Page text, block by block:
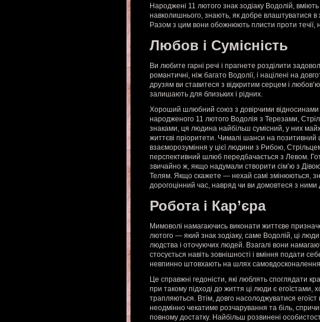
Народжені 11 лютого знак зодіаку Водолій,
навколишнього, знають, як добре влаштуватися в
Разом з цим вони обожнюють плисти проти течії,
Любов і Сумісність
Ви любите гарні речі і прагнете розділити
романтичні, ніж багато Водолії, і націлені на
друзям ви ставитеся з відкритим серцем і
залишають для близьких і рідних.
Хороший шлюбний союз з довірчими
народженого 11 лютого Водолія з Терезами,
знаками, ця людина найбільш сумісний, у них
життєві пріоритети. Чималі шанси на
взаєморозуміння у цієї людини з Рибою,
перспективний шлюб передбачається з Левом.
звичайно ж, якщо надумали створити сім’ю з
Телям. Якщо скажете — нехай самі змінюються,
дорогоцінний час, навряд чи ви домовтеся з ними
Робота і Кар’єра
Мимоволі намагаючись виконати життєве
лютого — який знак зодіаку, саме Водолій, ці
людства і оточуючих людей. Взагалі вони
стосується навіть зовнішності і вміння подати
невпинно штовхають на шлях
Це справжні гедоністи, які люблять споглядати
при такому підході до життя ці люди є егоїстами,
трапляються. Втім, довго насолоджуватися егоїст
неодмінно чекатиме розчарування та біль,
повному достатку. Найбільш розвинені